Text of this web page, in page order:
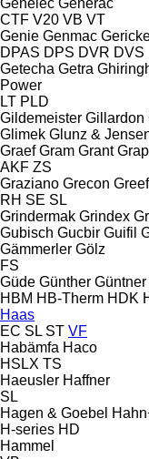
CTF V20 VB VT
Genie Genmac
DPAS DPS DVR DVS
Getecha Getra
Power
LT PLD
Gildemeister Gillardon
Glimek Glunz &
Graef Gram Grant
AKF ZS
Graziano Grecon
RH SE SL
Grindermak Grindex
Gubisch Gucbir Guifil
Gämmerler Gölz
FS
Güde Günther Güntner
HBM HB‑Therm HDK
Haas
EC SL ST VF
Habämfa Haco
HSLX TS
Haeusler Haffner
SL
Hagen & Goebel
H-series HD
Hammel